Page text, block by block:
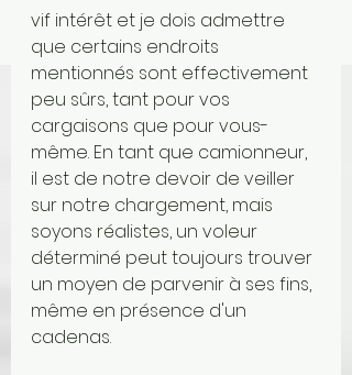
vif intérêt et je dois admettre
que certains endroits
mentionnés sont effectivement
peu sûrs, tant pour vos
cargaisons que pour vous-
même. En tant que camionneur,
il est de notre devoir de veiller
sur notre chargement, mais
soyons réalistes, un voleur
déterminé peut toujours trouver
un moyen de parvenir à ses fins,
même en présence d'un
cadenas.